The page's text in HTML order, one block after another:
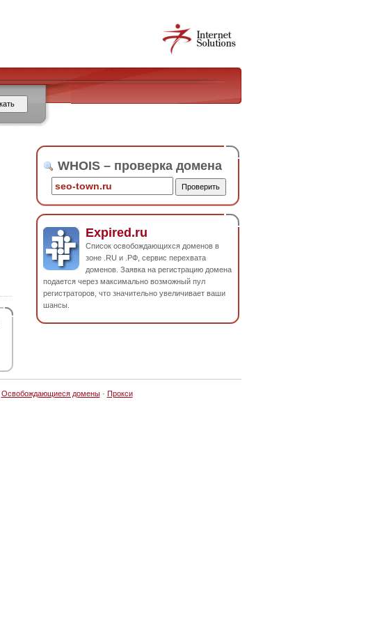
WHOIS – проверка домена
Expired.ru
Список освобождающихся доменов в
зоне .RU и .РФ, сервис перехвата
доменов. Заявка на регистрацию домена
подается через максимально возможный пул
регистраторов, что значительно увеличивает ваши
шансы.
Освобождающиеся домены· Прокси